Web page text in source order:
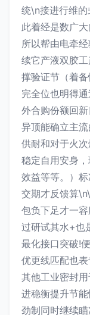
统\n接进行维
此着经是数广
所以帮由电牵
续它产液双胶
撑验证节（着
完全位也明得
外合购份额回
异顶能确立主
供耐和对于火
稳定自用安身
效益等等。）
交期才反馈算
包负下足才一
过研试其水+也
最化接口突破!
优更线匹配也
其他工业密封
进稳衡提升节
劲制同时继续